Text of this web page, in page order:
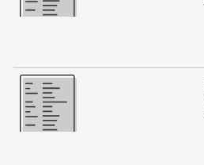
Więcej